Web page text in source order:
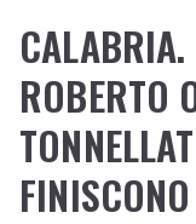
CALABRIA.
ROBERTO